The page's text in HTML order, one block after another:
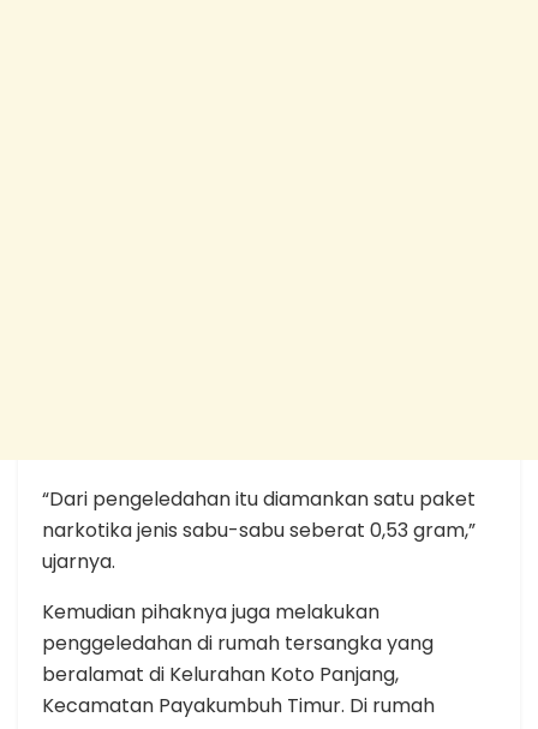
“Dari pengeledahan itu diamankan satu paket
narkotika jenis sabu-sabu seberat 0,53 gram,”
ujarnya.
Kemudian pihaknya juga melakukan
penggeledahan di rumah tersangka yang
beralamat di Kelurahan Koto Panjang,
Kecamatan Payakumbuh Timur. Di rumah